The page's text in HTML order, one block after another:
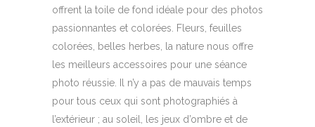
offrent la toile de fond idéale pour des photos
passionnantes et colorées. Fleurs, feuilles
colorées, belles herbes, la nature nous offre
les meilleurs accessoires pour une séance
photo réussie. Il n’y a pas de mauvais temps
pour tous ceux qui sont photographiés à
l’extérieur ; au soleil, les jeux d’ombre et de